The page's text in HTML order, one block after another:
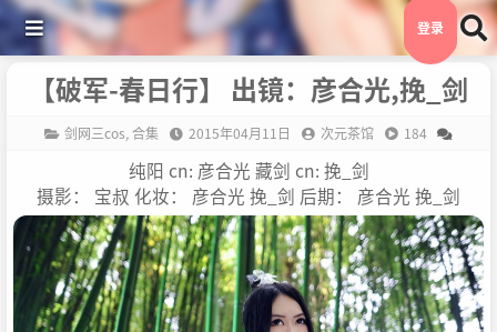
登录
【破军-春日行】 出镜：彦合光,挽_剑
剑网三cos,合集 2015年04月11日 次元茶馆 184
纯阳 cn: 彦合光 藏剑 cn: 挽_剑
摄影： 宝叔 化妆： 彦合光 挽_剑 后期： 彦合光 挽_剑